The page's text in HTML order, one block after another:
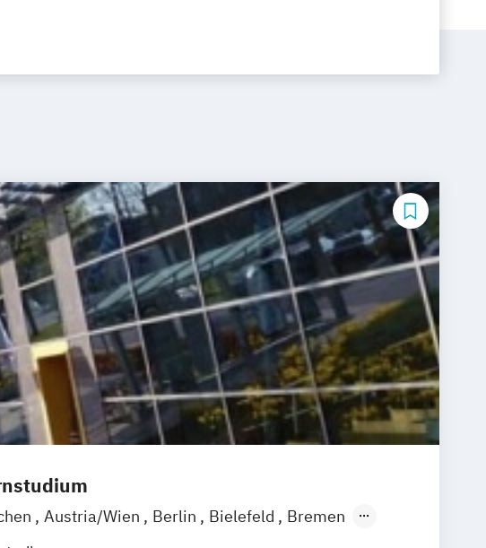
Austria/Wien Berlin Bielefeld
Bremen